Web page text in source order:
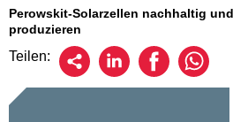
Perowskit-Solarzellen nachhaltig
produzieren
Teilen: